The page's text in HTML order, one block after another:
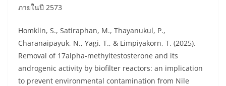
ภายในปี 2573
Homklin, S., Satiraphan, M., Thayanukul, P.,
Charanaipayuk, N., Yagi, T., & Limpiyakorn, T. (2025).
Removal of 17alpha-methyltestosterone and its
androgenic activity by biofilter reactors: an implication
to prevent environmental contamination from Nile